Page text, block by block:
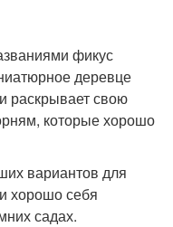
фикус
деревце
раскрывает свою
которые хорошо
вариантов для
хорошо себя
садах.